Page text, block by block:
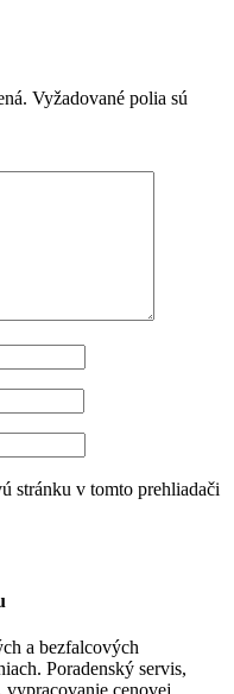
Vyžadované polia sú
stránku v tomto prehliadači
a bezfalcových
Poradenský servis,